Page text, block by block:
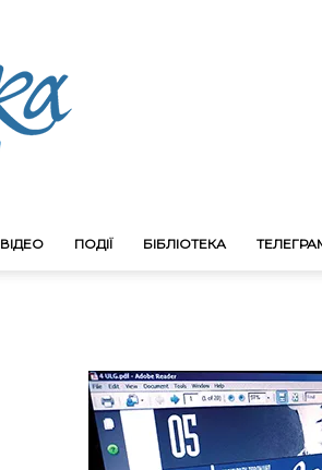
ВІДЕО ПОДІЇ БІБЛІОТЕКА